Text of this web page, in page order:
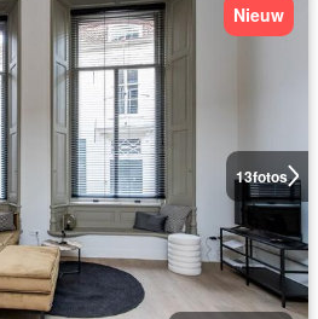
13fotos
Nieuw